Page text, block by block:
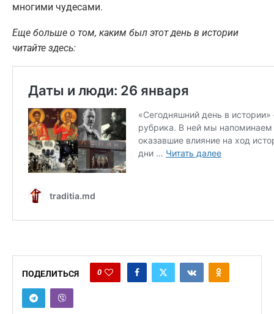
многими чудесами.
Еще больше о том, каким был этот день в истории
читайте здесь:
ПОДЕЛИТЬСЯ 0